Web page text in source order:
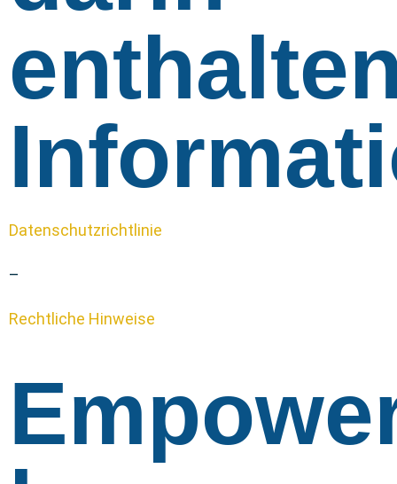
Datenschutzrichtlinie
–
Rechtliche Hinweise